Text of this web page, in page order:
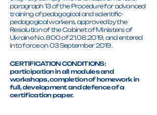
paragraph 13 of the Procedure for advanced
training of pedagogical and scientific-
pedagogical workers, approved by the
Resolution of the Cabinet of Ministers of
Ukraine No. 800 of 21.08.2019, and entered
into force on 03 September 2019.
CERTIFICATION CONDITIONS:
participation in all modules and
workshops, completion of homework in
full, development and defence of a
certification paper.